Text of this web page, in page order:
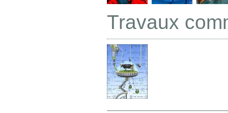
Travaux